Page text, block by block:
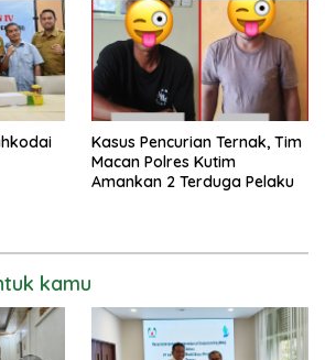
Kasus Pencurian Ternak, Tim
Macan Polres Kutim
Amankan 2 Terduga Pelaku
kamu